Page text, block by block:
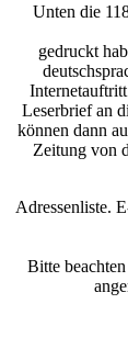
Unten die
gedruckt
Leserbrief an
können dann
Zeitung von
Adressenliste.
Bitte